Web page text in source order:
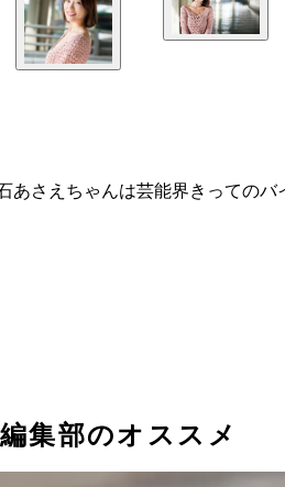
さえちゃんは芸能界きっての
編集部のオススメ